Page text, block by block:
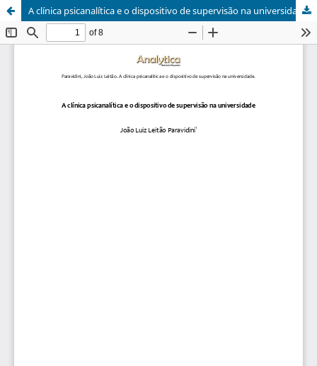
A clínica psicanalítica e o dispositivo de supervisão na universidade